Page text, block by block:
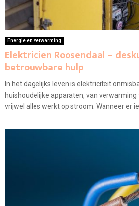
Energie en verwarming
Elektricien Roosendaal –
betrouwbare hulp
In het dagelijks leven is elektriciteit
huishoudelijke apparaten, van
vrijwel alles werkt op stroom. Wanneer er